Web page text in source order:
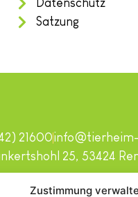
Zustimmung
Datenschutz
Satzung
© 2024. Alle Rechte
21600
25, 53424